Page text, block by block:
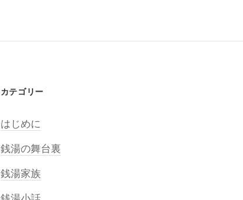
カテゴリー
はじめに
銭湯の舞台裏
銭湯家族